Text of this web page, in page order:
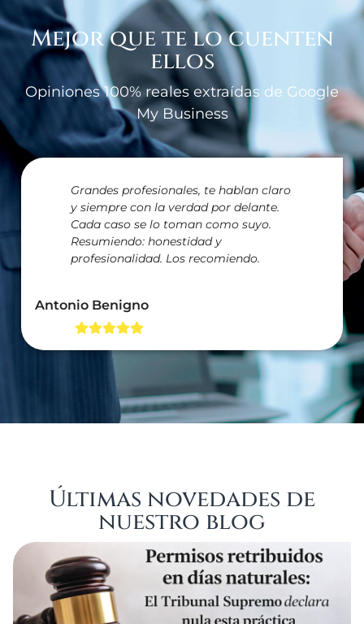
Mejor que te lo cuenten
ellos
Opiniones 100% reales extraídas de Google
My Business
Grandes profesionales, te hablan claro
y siempre con la verdad por delante.
Cada caso se lo toman como suyo.
Resumiendo: honestidad y
profesionalidad. Los recomiendo.
Antonio Benigno
Últimas novedades de
nuestro blog